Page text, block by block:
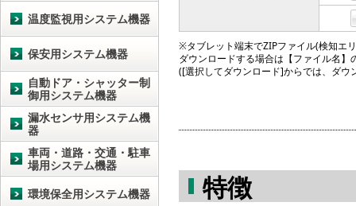
※タブレット端末でZIPファイル(検知エ
ダウンロードする場合は【ファイル名
([選択してダウンロード]からでは、ダ
特徴
温度監視用システム機器
保安用システム機器
自動ドア・シャッター制
御用システム機器
漏水センサ用システム機
器
車両・道路・交通・駐車
場用システム機器
環境保全用システム機器